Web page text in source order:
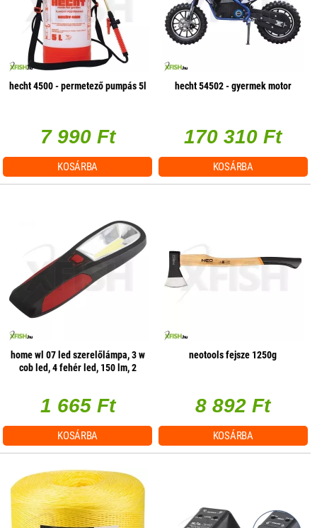
hecht 4500 - permetező pumpás 5l
7 990 Ft
KOSÁRBA
hecht 54502 - gyermek motor
170 310 Ft
KOSÁRBA
home wl 07 led szerelőlámpa, 3 w
cob led, 4 fehér led, 150 lm, 2
1 665 Ft
KOSÁRBA
neotools fejsze 1250g
8 892 Ft
KOSÁRBA